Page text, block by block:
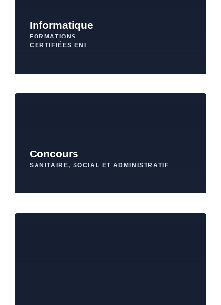
Informatique
FORMATIONS
CERTIFIÉES ENI
Concours
SANITAIRE, SOCIAL ET ADMINISTRATIF